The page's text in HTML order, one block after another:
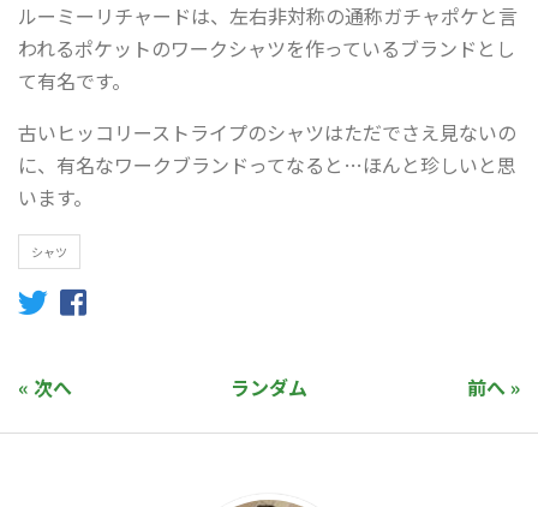
ルーミーリチャードは、左右非対称の通称ガチャポケと言
われるポケットのワークシャツを作っているブランドとし
て有名です。
古いヒッコリーストライプのシャツはただでさえ見ないの
に、有名なワークブランドってなると…ほんと珍しいと思
います。
シャツ
« 次へ 前へ »
ランダム